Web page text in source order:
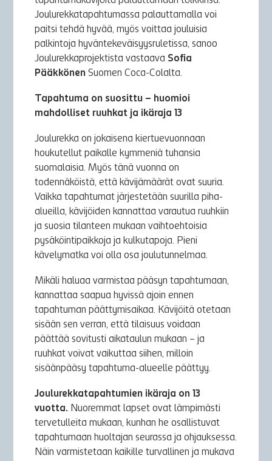
Joulurekkatapahtumassa palauttamalla voi
paitsi tehdä hyvää, myös voittaa jouluisia
palkintoja hyväntekeväisyysruletissa, sanoo
Joulurekkaprojektista vastaava Sofia
Pääkkönen Suomen Coca-Colalta.
Tapahtuma on suosittu – huomioi
mahdolliset ruuhkat ja ikäraja 13
Joulurekka on jokaisena kiertuevuonnaan
houkutellut paikalle kymmeniä tuhansia
suomalaisia. Myös tänä vuonna on
todennäköistä, että kävijämäärät ovat suuria.
Vaikka tapahtumat järjestetään suurilla piha-
alueilla, kävijöiden kannattaa varautua ruuhkiin
ja suosia tilanteen mukaan vaihtoehtoisia
pysäköintipaikkoja ja kulkutapoja. Pieni
kävelymatka voi olla osa joulutunnelmaa.
Mikäli haluaa varmistaa pääsyn tapahtumaan,
kannattaa saapua hyvissä ajoin ennen
tapahtuman päättymisaikaa. Kävijöitä otetaan
sisään sen verran, että tilaisuus voidaan
päättää sovitusti aikataulun mukaan – ja
ruuhkat voivat vaikuttaa siihen, milloin
sisäänpääsy tapahtuma-alueelle päättyy.
Joulurekkatapahtumien ikäraja on 13
vuotta. Nuoremmat lapset ovat lämpimästi
tervetulleita mukaan, kunhan he osallistuvat
tapahtumaan huoltajan seurassa ja ohjauksessa.
Näin varmistetaan kaikille turvallinen ja mukava